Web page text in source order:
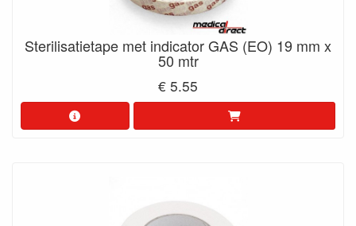
Sterilisatietape met indicator GAS (EO) 19 mm x
50 mtr
€ 5.55